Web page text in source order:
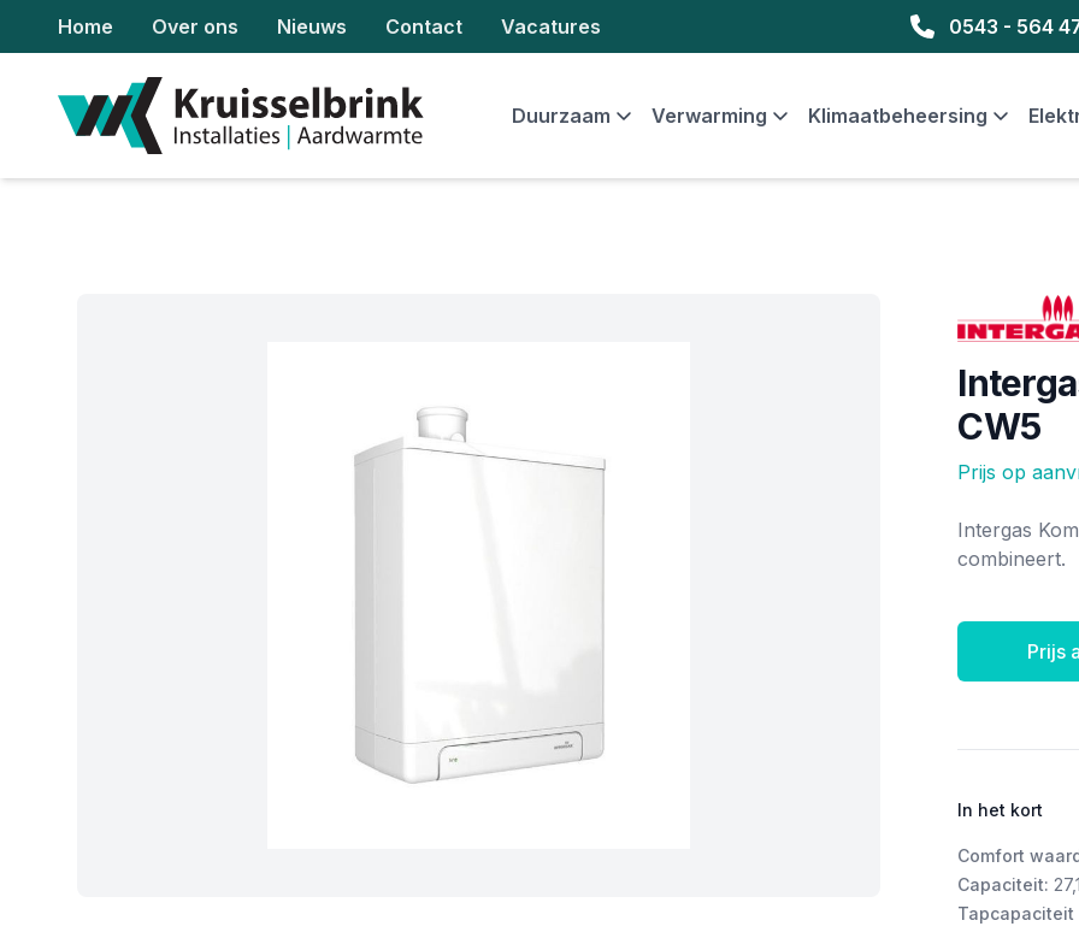
Home Over ons Nieuws Contact Vacatures 0543 - 564
Duurzaam Verwarming Klimaatbeheersing
CW5
Prijs op
Intergas
combineert.
Prijs
In het kort
Comfort
Capaciteit:
Tapcapaciteit